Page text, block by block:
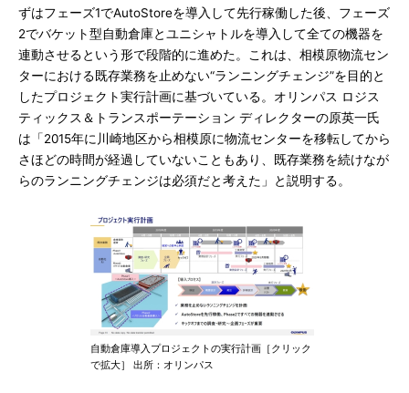
ずはフェーズ1でAutoStoreを導入して先行稼働した後、フェーズ
2でバケット型自動倉庫とユニシャトルを導入して全ての機器を
連動させるという形で段階的に進めた。これは、相模原物流セン
ターにおける既存業務を止めない“ランニングチェンジ”を目的と
したプロジェクト実行計画に基づいている。オリンパス ロジス
ティックス＆トランスポーテーション ディレクターの原英一氏
は「2015年に川崎地区から相模原に物流センターを移転してから
さほどの時間が経過していないこともあり、既存業務を続けなが
らのランニングチェンジは必須だと考えた」と説明する。
自動倉庫導入プロジェクトの実行計画［クリック
で拡大］ 出所：オリンパス